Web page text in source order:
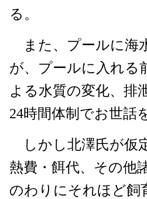
る。
また、プールに海
が、プールに入れる
よる水質の変化、排
24時間体制でお世話
しかし北澤氏が仮
熱費・餌代、その他
のわりにそれほど飼